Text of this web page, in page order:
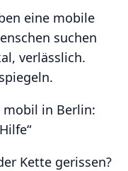
eine mobile
suchen
verlässlich.
mobil in Berlin:
Kette gerissen?